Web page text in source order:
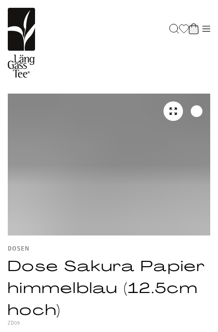
DOSEN
Dose Sakura Papier
himmelblau (12.5cm
hoch)
ZD09